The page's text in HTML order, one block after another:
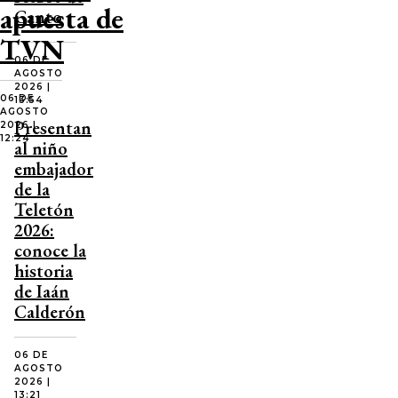
apuesta de
TVN
06 DE
AGOSTO
2026 |
12:24
Canto
06 DE
AGOSTO
2026 |
13:54
Presentan
al niño
embajador
de la
Teletón
2026:
conoce la
historia
de Iaán
Calderón
06 DE
AGOSTO
2026 |
13:21